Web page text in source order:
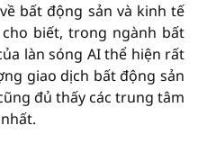
bất động sản và kinh tế
biết, trong ngành bất
làn sóng AI thể hiện rất
giao dịch bất động sản
đủ thấy các trung tâm